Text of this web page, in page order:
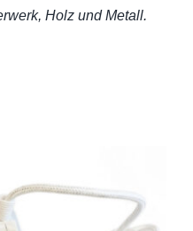
Holz und Metall.